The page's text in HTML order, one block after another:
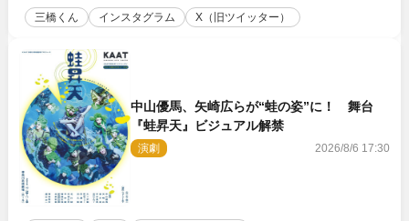
三橋くん インスタグラム X（旧ツイッター）
中山優馬、矢崎広らが“蛙の姿”に！ 舞台
『蛙昇天』ビジュアル解禁
演劇 2026/8/6 17:30